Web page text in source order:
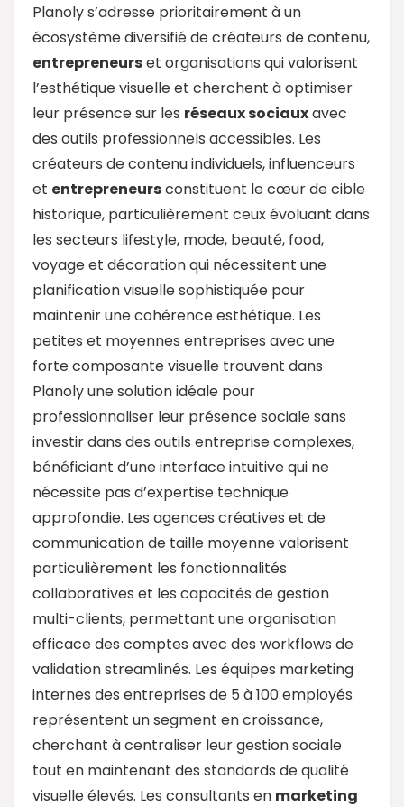
Planoly s’adresse prioritairement à un
écosystème diversifié de créateurs de contenu,
entrepreneurset organisations qui valorisent
l’esthétique visuelle et cherchent à optimiser
leur présence sur les réseaux sociauxavec
des outils professionnels accessibles. Les
créateurs de contenu individuels, influenceurs
et entrepreneursconstituent le cœur de cible
historique, particulièrement ceux évoluant dans
les secteurs lifestyle, mode, beauté, food,
voyage et décoration qui nécessitent une
planification visuelle sophistiquée pour
maintenir une cohérence esthétique. Les
petites et moyennes entreprises avec une
forte composante visuelle trouvent dans
Planoly une solution idéale pour
professionnaliser leur présence sociale sans
investir dans des outils entreprise complexes,
bénéficiant d’une interface intuitive qui ne
nécessite pas d’expertise technique
approfondie. Les agences créatives et de
communication de taille moyenne valorisent
particulièrement les fonctionnalités
collaboratives et les capacités de gestion
multi-clients, permettant une organisation
efficace des comptes avec des workflows de
validation streamlinés. Les équipes marketing
internes des entreprises de 5 à 100 employés
représentent un segment en croissance,
cherchant à centraliser leur gestion sociale
tout en maintenant des standards de qualité
visuelle élevés. Les consultants en marketing